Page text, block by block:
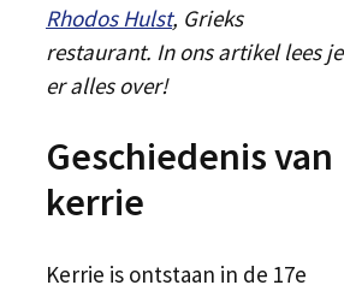
Rhodos Hulst, Grieks
restaurant. In ons artikel lees je
er alles over!
Geschiedenis van
kerrie
Kerrie is ontstaan in de 17e